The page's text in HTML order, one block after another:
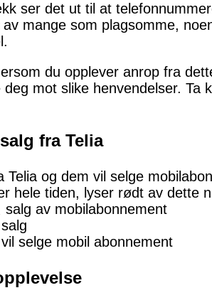
ser det ut til at
mange som plagsomme,
du opplever anrop fra
deg mot slike henvendelser. Ta
fra Telia
Telia og dem vil selge
hele tiden, lyser rødt av dette
salg av mobilabonnement
selge mobil abonnement